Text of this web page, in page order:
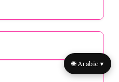
🌐 Arabic ▾